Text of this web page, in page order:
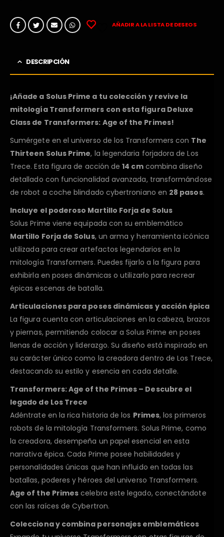
AÑADIR A LA LISTA DE DESEOS
DESCRIPCIÓN
¡Añade a Solus Prime a tu colección y revive la
mitología Transformers con esta figura Deluxe
Class de Transformers: Age of the Primes!
Sumérgete en el universo de los Transformers con The
Thirteen Solus Prime, la legendaria forjadora de Los
Trece. Esta figura de acción de14 cmcombina diseño
detallado con funcionalidad avanzada, transformándose
de robot a coche blindado cybertroniano en 28 pasos.
Incluye el poderoso Martillo Forja de Solus
Solus Prime viene equipada con su emblemático
Martillo Forja de Solus, un arma y herramienta icónica
utilizada para crear artefactos legendarios en la
mitología Transformers. Puedes fijarlo a la figura para
exhibirla en poses dinámicas o utilizarlo para recrear
épicas escenas de batalla.
Articulaciones para poses dinámicas y acción épica
La figura cuenta con articulaciones en la cabeza, brazos
y piernas, permitiendo colocar a Solus Prime en poses
llenas de acción y liderazgo. Su diseño está inspirado en
su carácter único como la creadora dentro de Los Trece,
destacando su estilo y esencia en cada detalle.
Transformers: Age of the Primes – Descubre el
legado de Los Trece
Adéntrate en la rica historia de los Primes, los primeros
robots de la mitología Transformers. Solus Prime, como
la creadora, desempeña un papel esencial en esta
narrativa épica. Cada Prime posee habilidades y
personalidades únicas que han influido en todas las
batallas, poderes y héroes del universo Transformers.
Age of the Primes celebra este legado, conectándote
con las raíces de Cybertron.
Colecciona y combina personajes emblemáticos